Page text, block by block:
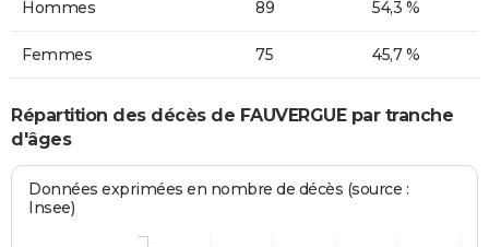
Hommes 89 54,3 %
Femmes 75 45,7 %
Répartition des décès de FAUVERGUE par tranche
d'âges
Données exprimées en nombre de décès (source :
Insee)